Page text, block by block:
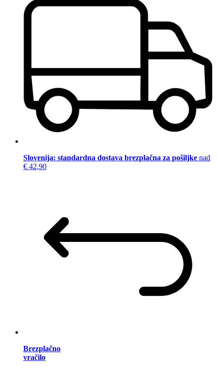
Slovenija: standardna dostava brezplačna za pošiljke nad
€ 42,90
Brezplačno
vračilo